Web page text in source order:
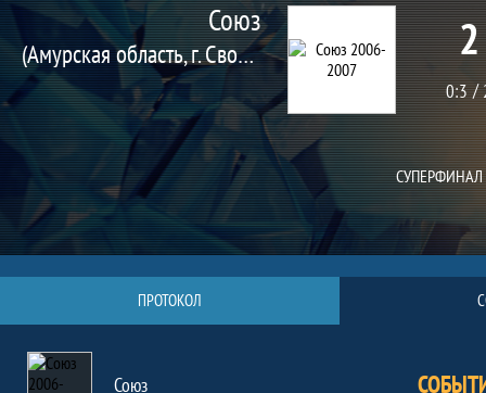
Союз
(Амурская область, г. Свободный)
0:3
СУПЕРФИНАЛ
ПРОТОКОЛ
Союз